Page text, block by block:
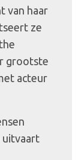
van haar
ze
grootste
acteur
uitvaart